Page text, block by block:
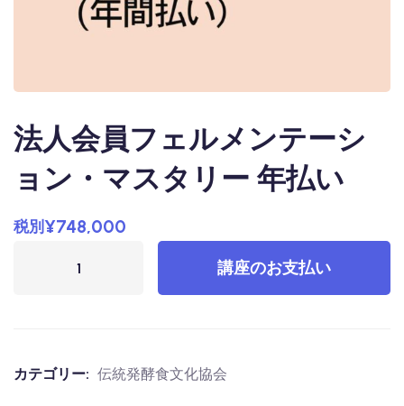
法人会員フェルメンテーシ
ョン・マスタリー 年払い
¥748,000
税別
講座のお支払い
カテゴリー: 伝統発酵食文化協会